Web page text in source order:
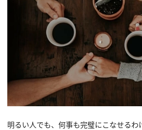
明るい人でも、何事も完璧にこなせるわ